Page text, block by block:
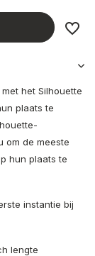
het Silhouette
plaats te
om de meeste
hun plaats te
instantie bij
lengte